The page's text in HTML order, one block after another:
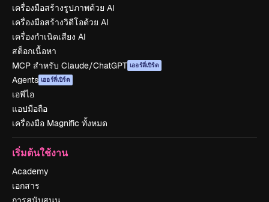
เครื่องมือสร้างรูปภาพด้วย AI
เครื่องมือสร้างวิดีโอด้วย AI
เครื่องกำเนิดเสียง AI
สต็อกเนื้อหา
MCP สำหรับ Claude/ChatGPT เออร์ลี่เบิร์ด
Agents เออร์ลี่เบิร์ด
เอพีไอ
แอปมือถือ
เครื่องมือ Magnific ทั้งหมด
เริ่มต้นใช้งาน
Academy
เอกสาร